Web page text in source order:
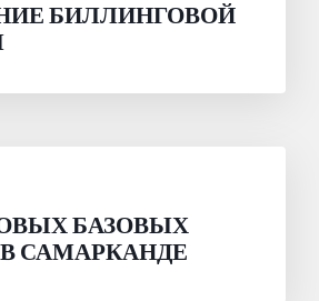
БИЛЛИНГОВОЙ
БАЗОВЫХ
САМАРКАНДЕ